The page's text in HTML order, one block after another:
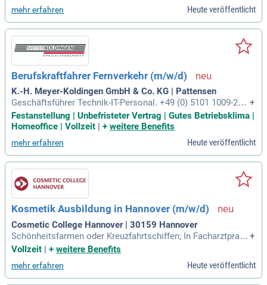
mehr erfahren Heute veröffentlicht
Berufskraftfahrer Fernverkehr (m/w/d)
K.-H. Meyer-Koldingen GmbH & Co. KG | Pattensen
Geschäftsführer Technik-IT-Personal. +49 (0) 5101 1009-26.
personal@meyer-koldingen.de. K.-H. Meyer-Koldingen Gmb
H & Co. KG. Ludwig-Erhard-Straße 7; 13. 30982 Pattensen. T
+
Festanstellung | Unbefristeter Vertrag | Gutes Betriebsklima |
Homeoffice | Vollzeit
+ weitere Benefits
mehr erfahren Heute veröffentlicht
Kosmetik Ausbildung in Hannover (m/w/d)
Cosmetic College Hannover | 30159 Hannover
Schönheitsfarmen oder Kreuzfahrtschiffen; In Facharztpraxe
n, unfallchirurgischen oder dermatologischen Kliniken; Kos
nd Verlagen; auch Autorentätigkeit; Gebietsrepräsentant:in f
ür Kosmetikunternehmen; Geschäftsführer
+
Vollzeit | + weitere Benefits
mehr erfahren Heute veröffentlicht